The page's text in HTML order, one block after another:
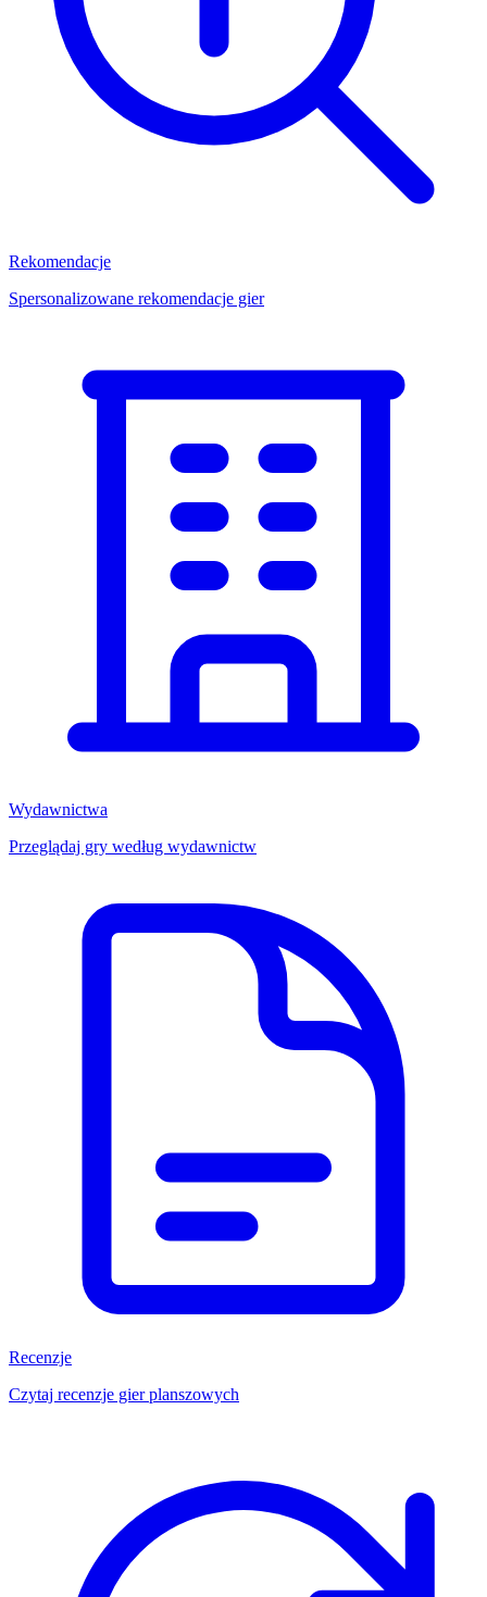
Rekomendacje
Spersonalizowane rekomendacje gier
Wydawnictwa
Przeglądaj gry według wydawnictw
Recenzje
Czytaj recenzje gier planszowych